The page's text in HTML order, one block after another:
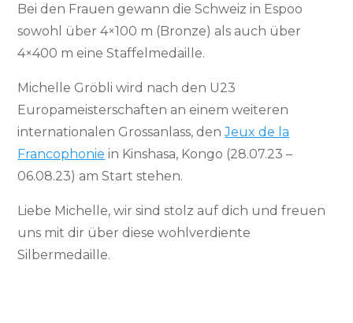
Bei den Frauen gewann die Schweiz in Espoo
sowohl über 4×100 m (Bronze) als auch über
4×400 m eine Staffelmedaille.
Michelle Gröbli wird nach den U23
Europameisterschaften an einem weiteren
internationalen Grossanlass, denJeux de la
Francophonie in Kinshasa, Kongo (28.07.23 –
06.08.23) am Start stehen.
Liebe Michelle, wir sind stolz auf dich und freuen
uns mit dir über diese wohlverdiente
Silbermedaille.